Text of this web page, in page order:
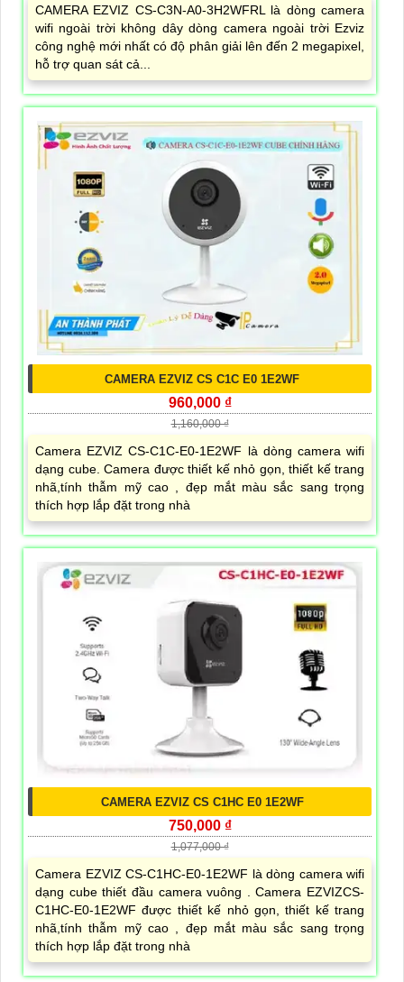
CAMERA EZVIZ CS-C3N-A0-3H2WFRL là dòng camera
wifi ngoài trời không dây dòng camera ngoài trời Ezviz
công nghệ mới nhất có độ phân giải lên đến 2 megapixel,
hỗ trợ quan sát cả...
CAMERA EZVIZ CS C1C E0 1E2WF
960,000 ₫
1,160,000 ₫
Camera EZVIZ CS-C1C-E0-1E2WF là dòng camera wifi
dạng cube. Camera được thiết kế nhỏ gọn, thiết kế trang
nhã,tính thẫm mỹ cao , đẹp mắt màu sắc sang trọng
thích hợp lắp đặt trong nhà
CAMERA EZVIZ CS C1HC E0 1E2WF
750,000 ₫
1,077,000 ₫
Camera EZVIZ CS-C1HC-E0-1E2WF là dòng camera wifi
dạng cube thiết đầu camera vuông . Camera EZVIZCS-
C1HC-E0-1E2WF được thiết kế nhỏ gọn, thiết kế trang
nhã,tính thẫm mỹ cao , đẹp mắt màu sắc sang trọng
thích hợp lắp đặt trong nhà